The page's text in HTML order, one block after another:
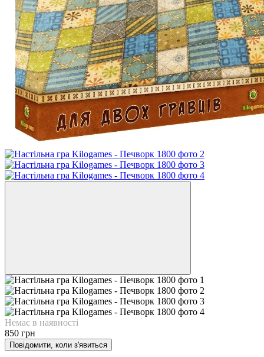
Немає в наявності
850 грн
Повідомити, коли з'явиться